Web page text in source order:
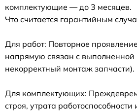
комплектующие — до 3 месяцев.
Что считается гарантийным
Для работ: Повторное
напрямую связан с
некорректный монтаж запчасти).
Для комплектующих:
строя, утрата